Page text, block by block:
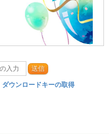
送信
ダウンロードキーの取得